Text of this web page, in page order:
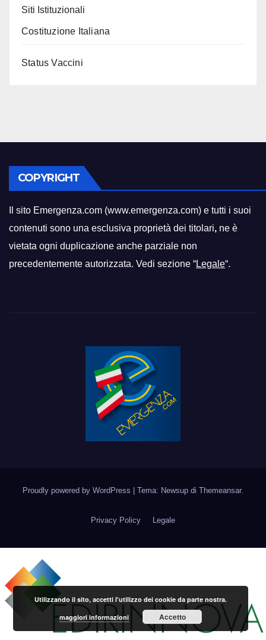
Siti Istituzionali
Costituzione Italiana
Status Vaccini
COPYRIGHT
Il sito Emergenza.com (www.emergenza.com) e tutti i suoi
contenuti sono una esclusiva proprietà dei titolari, ne è
vietata ogni duplicazione anche parziale non
precedentemente autorizzata. Vedi sezione “Legale“.
Proudly powered by WordPress Tema: Newsup di Themeansar.
Privacy Policy Legale
Utilizzando il sito, accetti l'utilizzo dei cookie da parte nostra.
maggiori informazioni
Accetto